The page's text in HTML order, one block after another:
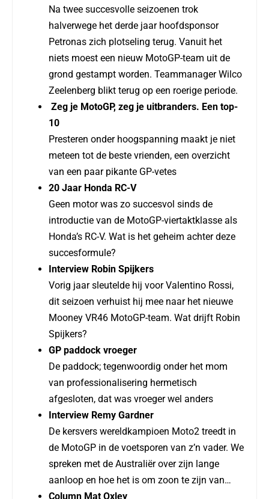
Na twee succesvolle seizoenen trok
halverwege het derde jaar hoofdsponsor
Petronas zich plotseling terug. Vanuit het
niets moest een nieuw MotoGP-team uit de
grond gestampt worden. Teammanager Wilco
Zeelenberg blikt terug op een roerige periode.
Zeg je MotoGP, zeg je uitbranders. Een top-
10
Presteren onder hoogspanning maakt je niet
meteen tot de beste vrienden, een overzicht
van een paar pikante GP-vetes
20 Jaar Honda RC-V
Geen motor was zo succesvol sinds de
introductie van de MotoGP-viertaktklasse als
Honda’s RC-V. Wat is het geheim achter deze
succesformule?
Interview Robin Spijkers
Vorig jaar sleutelde hij voor Valentino Rossi,
dit seizoen verhuist hij mee naar het nieuwe
Mooney VR46 MotoGP-team. Wat drijft Robin
Spijkers?
GP paddock vroeger
De paddock; tegenwoordig onder het mom
van professionalisering hermetisch
afgesloten, dat was vroeger wel anders
Interview Remy Gardner
De kersvers wereldkampioen Moto2 treedt in
de MotoGP in de voetsporen van z’n vader. We
spreken met de Australiër over zijn lange
aanloop en hoe het is om zoon te zijn van…
Column Mat Oxley